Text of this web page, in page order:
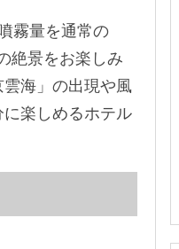
霧量を通常の
絶景をお楽しみ
海」の出現や風
楽しめるホテル